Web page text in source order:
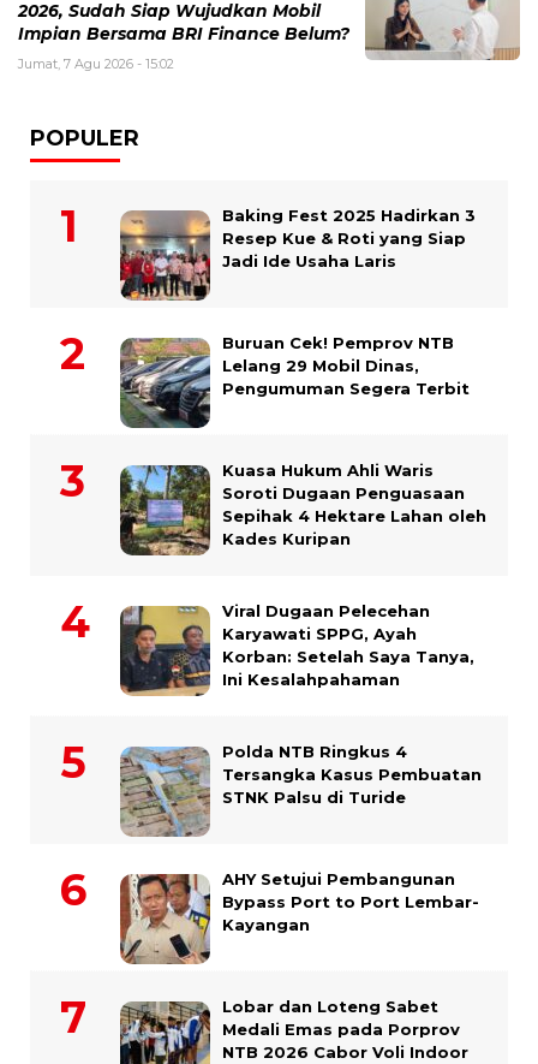
2026, Sudah Siap Wujudkan Mobil
Impian Bersama BRI Finance Belum?
Jumat, 7 Agu 2026 - 15:02
POPULER
Baking Fest 2025 Hadirkan 3
Resep Kue & Roti yang Siap
Jadi Ide Usaha Laris
Buruan Cek! Pemprov NTB
Lelang 29 Mobil Dinas,
Pengumuman Segera Terbit
Kuasa Hukum Ahli Waris
Soroti Dugaan Penguasaan
Sepihak 4 Hektare Lahan oleh
Kades Kuripan
Viral Dugaan Pelecehan
Karyawati SPPG, Ayah
Korban: Setelah Saya Tanya,
Ini Kesalahpahaman
Polda NTB Ringkus 4
Tersangka Kasus Pembuatan
STNK Palsu di Turide
AHY Setujui Pembangunan
Bypass Port to Port Lembar-
Kayangan
Lobar dan Loteng Sabet
Medali Emas pada Porprov
NTB 2026 Cabor Voli Indoor